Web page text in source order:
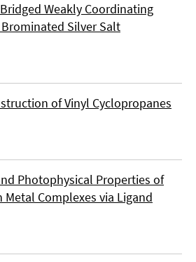
Weakly Coordinating
Silver Salt
of Vinyl Cyclopropanes
Photophysical Properties of
Complexes via Ligand